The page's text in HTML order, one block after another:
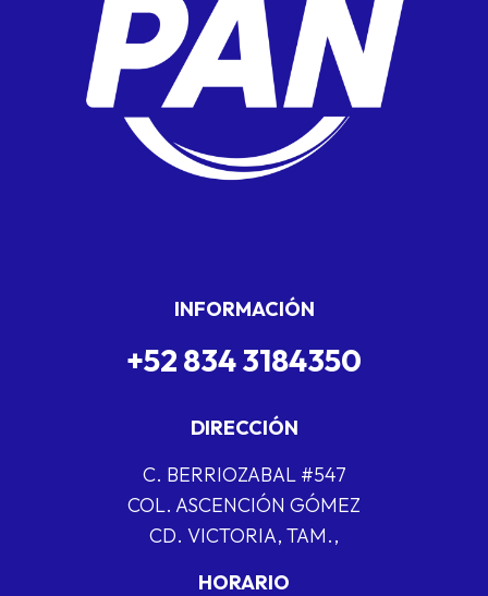
INFORMACIÓN
+52 834 3184350
DIRECCIÓN
C. BERRIOZABAL #547
COL. ASCENCIÓN GÓMEZ
CD. VICTORIA, TAM.,
HORARIO